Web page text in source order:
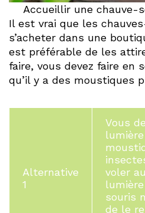
Accueillir une chauve-
Il est vrai que les
s’acheter dans une
est préférable de les
faire, vous devez faire en
qu’il y a des moustiques
Alternative
1
Vous
voler
souris
de le